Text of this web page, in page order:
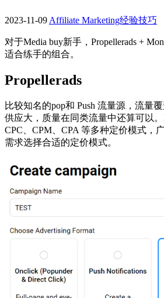
2023-11-09 Affiliate Marketing经验技巧
对于Media buy新手，Propellerads +
适合练手的组合。
Propellerads
比较知名的pop和 Push 流量源，流量
供应大，质量在同类流量中还算可以。
CPC、CPM、CPA 等多种定价模式，
需求选择合适的定价模式。